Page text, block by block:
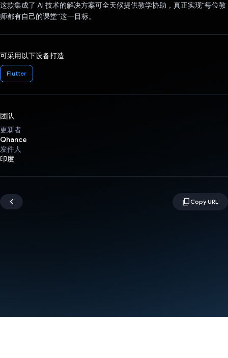
这款集成了 AI 技术的解决方案可全天候提供教学协助，真正实现“每位教
师都有自己的课堂”这一目标。
可采用以下设备打造
Flutter
团队
更新者
Qhance
发件人
印度